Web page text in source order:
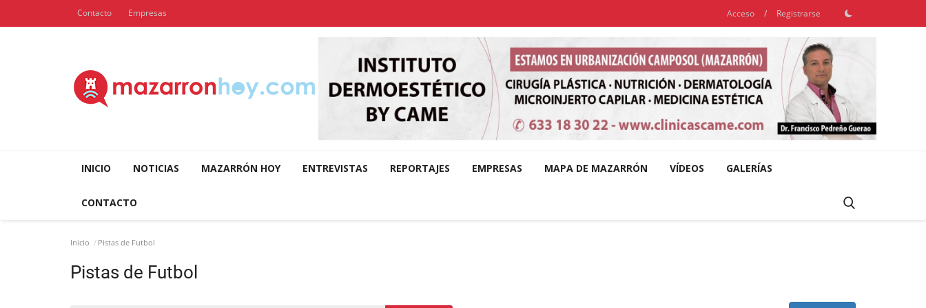
Contacto Empresas Acceso / Registrarse
INICIO NOTICIAS MAZARRÓN HOY ENTREVISTAS REPORTAJES EMPRESAS MAPA DE MAZARRÓN VÍDEOS GALERÍAS
CONTACTO
Inicio Pistas de Futbol
Pistas de Futbol